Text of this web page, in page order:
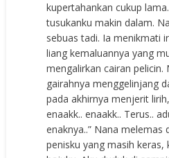
kupertahankan cukup
tusukanku makin dalam.
sebuas tadi. Ia menikmati
liang kemaluannya yang
mengalirkan cairan pelicin.
gairahnya menggelinjang
pada akhirnya menjerit
enaakk.. enaakk.. Terus..
enaknya..” Nana melemas
penisku yang masih keras,